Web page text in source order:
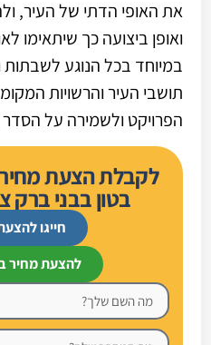
את האופי הדתי של העיר,
ואופן ביצועה כך שיתאימו
במיוחד בכל הנוגע לשבתות
תושבי העיר והרשויות
הפרויקט ולשמירה על הסדר
לקבלת הצעת
בטון בבני ברק
חייגו
להצעת מחיר